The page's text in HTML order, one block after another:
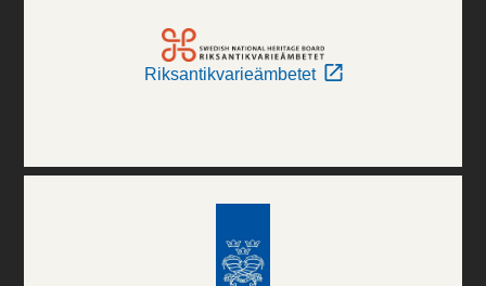
Riksantikvarieämbetet